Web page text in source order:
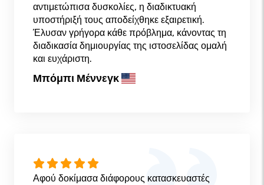
αντιμετώπισα δυσκολίες, η διαδικτυακή
υποστήριξή τους αποδείχθηκε εξαιρετική.
Έλυσαν γρήγορα κάθε πρόβλημα, κάνοντας τη
διαδικασία δημιουργίας της ιστοσελίδας ομαλή
και ευχάριστη.
Μπόμπι Μέννεγκ
Αφού δοκίμασα διάφορους κατασκευαστές